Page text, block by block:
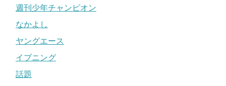
週刊少年チャンピオン
なかよし
ヤングエース
イブニング
話題